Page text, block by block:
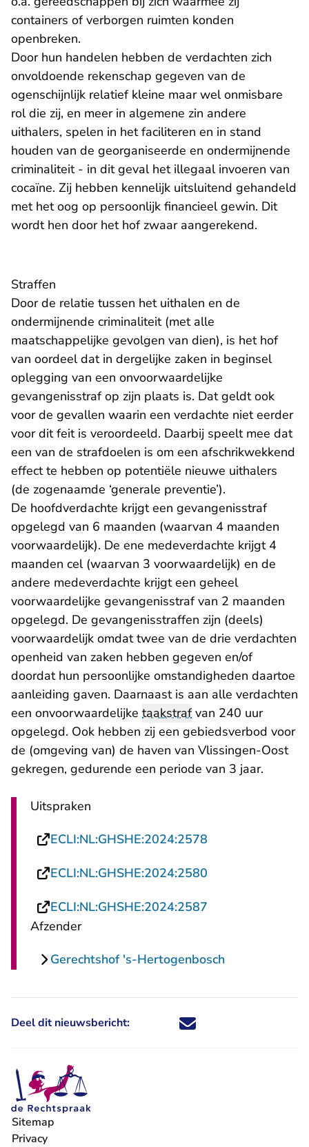
containers of verborgen ruimten konden
openbreken.
Door hun handelen hebben de verdachten zich
onvoldoende rekenschap gegeven van de
ogenschijnlijk relatief kleine maar wel onmisbare
rol die zij, en meer in algemene zin andere
uithalers, spelen in het faciliteren en in stand
houden van de georganiseerde en ondermijnende
criminaliteit - in dit geval het illegaal invoeren van
cocaïne. Zij hebben kennelijk uitsluitend gehandeld
met het oog op persoonlijk financieel gewin. Dit
wordt hen door het hof zwaar aangerekend.
Straffen
Door de relatie tussen het uithalen en de
ondermijnende criminaliteit (met alle
maatschappelijke gevolgen van dien), is het hof
van oordeel dat in dergelijke zaken in beginsel
oplegging van een onvoorwaardelijke
gevangenisstraf op zijn plaats is. Dat geldt ook
voor de gevallen waarin een verdachte niet eerder
voor dit feit is veroordeeld. Daarbij speelt mee dat
een van de strafdoelen is om een afschrikwekkend
effect te hebben op potentiële nieuwe uithalers
(de zogenaamde ‘generale preventie’).
De hoofdverdachte krijgt een gevangenisstraf
opgelegd van 6 maanden (waarvan 4 maanden
voorwaardelijk). De ene medeverdachte krijgt 4
maanden cel (waarvan 3 voorwaardelijk) en de
andere medeverdachte krijgt een geheel
voorwaardelijke gevangenisstraf van 2 maanden
opgelegd. De gevangenisstraffen zijn (deels)
voorwaardelijk omdat twee van de drie verdachten
openheid van zaken hebben gegeven en/of
doordat hun persoonlijke omstandigheden daartoe
aanleiding gaven. Daarnaast is aan alle verdachten
een onvoorwaardelijke taakstrafvan 240 uur
opgelegd. Ook hebben zij een gebiedsverbod voor
de (omgeving van) de haven van Vlissingen-Oost
gekregen, gedurende een periode van 3 jaar.
Uitspraken
ECLI:NL:GHSHE:2024:2578
ECLI:NL:GHSHE:2024:2580
ECLI:NL:GHSHE:2024:2587
Afzender
Gerechtshof 's-Hertogenbosch
Deel dit nieuwsbericht: Deel dit nieuwsbericht via X -
Deel dit nieuwsbericht via
Deel dit nieuwsbericht
Deel dit
Sitemap
Privacy